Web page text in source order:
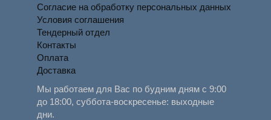
Согласие на обработку персональных данных
Условия соглашения
Тендерный отдел
Контакты
Оплата
Доставка
Мы работаем для Вас по будним дням с 9:00
до 18:00, суббота-воскресенье: выходные
дни.